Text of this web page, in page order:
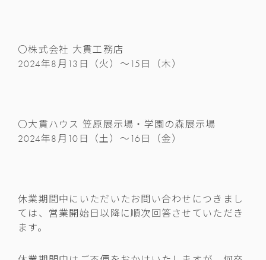
〇株式会社 大貫工務店
2024年8月13日（火）～15日（木）
〇大貫ハウス 笠原展示場・学園の森展示場
2024年8月10日（土）～16日（金）
休業期間中にいただいたお問い合わせにつきまし
ては、営業開始日以降に順次回答させていただき
ます。